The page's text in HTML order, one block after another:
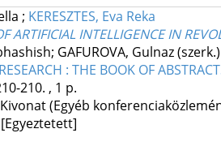
; KERESZTES, Eva Reka
ARTIFICIAL INTELLIGENCE IN
GAFUROVA, Gulnaz
: THE BOOK OF
210. , 1 p.
(Egyéb
[Egyeztetett]